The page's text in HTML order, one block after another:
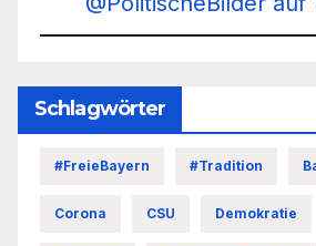
Schlagwörter
#FreieBayern #Tradition
Corona CSU Demokratie